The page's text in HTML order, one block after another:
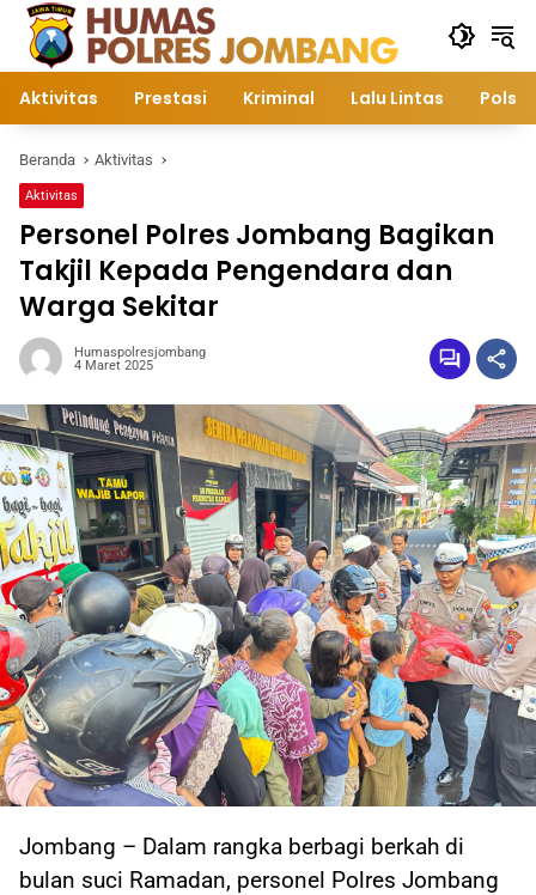
Langsung
konten
Aktivitas Prestasi Kriminal Lalu Lintas
Beranda Aktivitas
Aktivitas
Personel Polres Jombang Bagikan
Takjil Kepada Pengendara dan
Warga Sekitar
Humaspolresjombang
4 Maret 2025
Jombang – Dalam rangka berbagi berkah di
bulan suci Ramadan, personel Polres Jombang